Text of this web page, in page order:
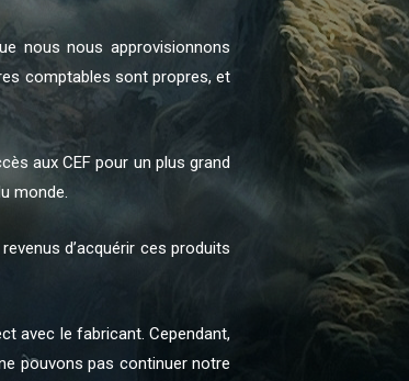
nous nous approvisionnons
comptables sont propres, et
aux CEF pour un plus grand
monde.
d’acquérir ces produits
avec le fabricant. Cependant,
pouvons pas continuer notre